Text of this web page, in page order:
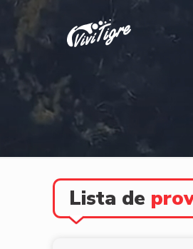
Lista de